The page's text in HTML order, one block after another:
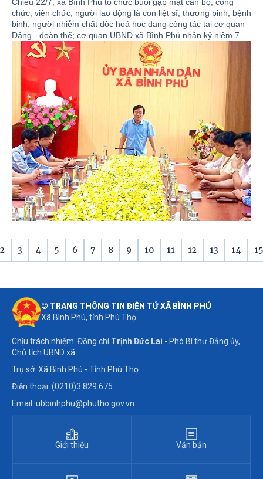
thương binh, bệnh binh, người nhiễm chất
độc hoá học.
Chiều 22/7, xã Bình Phú tổ chức buổi gặp mặt cán bộ, công
chức, viên chức, người lao động là con liệt sĩ, thương binh, bệnh
binh, người nhiễm chất độc hoá học đang công tác tại cơ quan
Đảng - đoàn thể; cơ quan UBND xã Bình Phú nhân kỷ niệm 79
năm ngày Thương binh - Liệt sĩ (27/7/1947 - 27/7/2026).
2 3 4 5 6 7 8 9 10 11 12 13 14 15
© TRANG THÔNG TIN ĐIỆN TỬ XÃ BÌNH PHÚ
Xã Bình Phú, tỉnh Phú Thọ
Chịu trách nhiệm: Đồng chíTrịnh Đức Lai - Phó Bí thư Đảng ủy,
Chủ tịch UBND xã
Trụ sở: Xã Bình Phú - Tỉnh Phú Thọ
Điện thoại: (0210)3.829.675
Email: ubbinhphu@phutho.gov.vn
Giới thiệu Văn bản